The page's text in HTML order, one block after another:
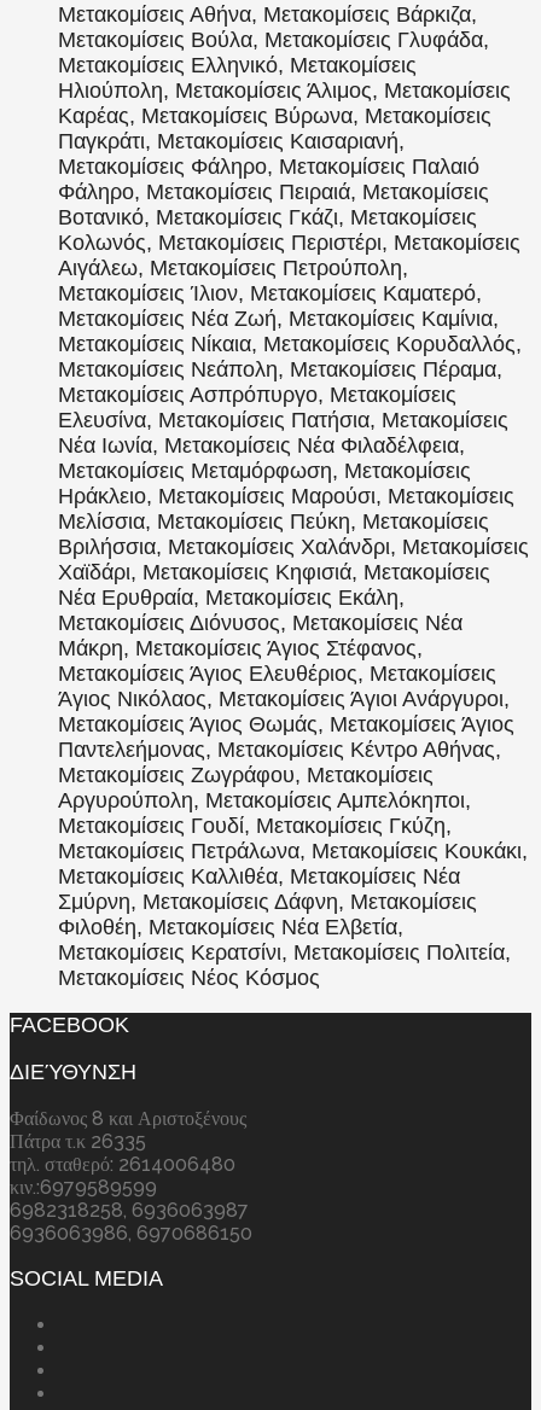
Μετακομίσεις Αθήνα, Μετακομίσεις Βάρκιζα,
Μετακομίσεις Βούλα, Μετακομίσεις Γλυφάδα,
Μετακομίσεις Ελληνικό, Μετακομίσεις
Ηλιούπολη, Μετακομίσεις Άλιμος, Μετακομίσεις
Καρέας, Μετακομίσεις Βύρωνα, Μετακομίσεις
Παγκράτι, Μετακομίσεις Καισαριανή,
Μετακομίσεις Φάληρο, Μετακομίσεις Παλαιό
Φάληρο, Μετακομίσεις Πειραιά, Μετακομίσεις
Βοτανικό, Μετακομίσεις Γκάζι, Μετακομίσεις
Κολωνός, Μετακομίσεις Περιστέρι, Μετακομίσεις
Αιγάλεω, Μετακομίσεις Πετρούπολη,
Μετακομίσεις Ίλιον, Μετακομίσεις Καματερό,
Μετακομίσεις Νέα Ζωή, Μετακομίσεις Καμίνια,
Μετακομίσεις Νίκαια, Μετακομίσεις Κορυδαλλός,
Μετακομίσεις Νεάπολη, Μετακομίσεις Πέραμα,
Μετακομίσεις Ασπρόπυργο, Μετακομίσεις
Ελευσίνα, Μετακομίσεις Πατήσια, Μετακομίσεις
Νέα Ιωνία, Μετακομίσεις Νέα Φιλαδέλφεια,
Μετακομίσεις Μεταμόρφωση, Μετακομίσεις
Ηράκλειο, Μετακομίσεις Μαρούσι, Μετακομίσεις
Μελίσσια, Μετακομίσεις Πεύκη, Μετακομίσεις
Βριλήσσια, Μετακομίσεις Χαλάνδρι, Μετακομίσεις
Χαϊδάρι, Μετακομίσεις Κηφισιά, Μετακομίσεις
Νέα Ερυθραία, Μετακομίσεις Εκάλη,
Μετακομίσεις Διόνυσος, Μετακομίσεις Νέα
Μάκρη, Μετακομίσεις Άγιος Στέφανος,
Μετακομίσεις Άγιος Ελευθέριος, Μετακομίσεις
Άγιος Νικόλαος, Μετακομίσεις Άγιοι Ανάργυροι,
Μετακομίσεις Άγιος Θωμάς, Μετακομίσεις Άγιος
Παντελεήμονας, Μετακομίσεις Κέντρο Αθήνας,
Μετακομίσεις Ζωγράφου, Μετακομίσεις
Αργυρούπολη, Μετακομίσεις Αμπελόκηποι,
Μετακομίσεις Γουδί, Μετακομίσεις Γκύζη,
Μετακομίσεις Πετράλωνα, Μετακομίσεις Κουκάκι,
Μετακομίσεις Καλλιθέα, Μετακομίσεις Νέα
Σμύρνη, Μετακομίσεις Δάφνη, Μετακομίσεις
Φιλοθέη, Μετακομίσεις Νέα Ελβετία,
Μετακομίσεις Κερατσίνι, Μετακομίσεις Πολιτεία,
Μετακομίσεις Νέος Κόσμος
FACEBOOK
ΔΙΕΎΘΥΝΣΗ
Φαίδωνος 8 και Αριστοξένους
Πάτρα τ.κ 26335
τηλ. σταθερό: 2614006480
κιν.:6979589599
6982318258, 6936063987
6936063986, 6970686150
SOCIAL MEDIA